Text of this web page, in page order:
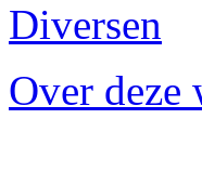
Diversen
Over deze